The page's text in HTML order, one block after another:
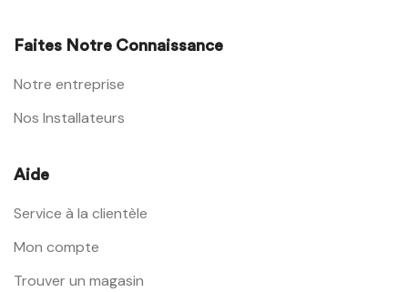
Faites Notre Connaissance
Notre entreprise
Nos Installateurs
Aide
Service à la clientèle
Mon compte
Trouver un magasin